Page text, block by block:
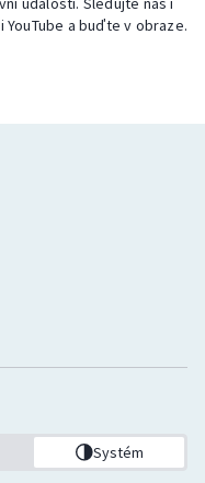
YouTube a buďte v obraze.
Systém